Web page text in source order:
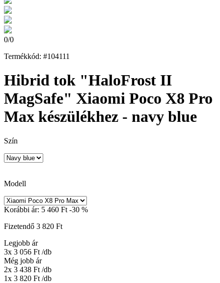
0/0
Termékkód: #104111
Hibrid tok "HaloFrost II
MagSafe" Xiaomi Poco X8 Pro
Max készülékhez - navy blue
Szín
Modell
Korábbi ár: 5 460 Ft -30 %
Fizetendő 3 820 Ft
Legjobb ár
3x 3 056 Ft /db
Még jobb ár
2x 3 438 Ft /db
1x 3 820 Ft /db